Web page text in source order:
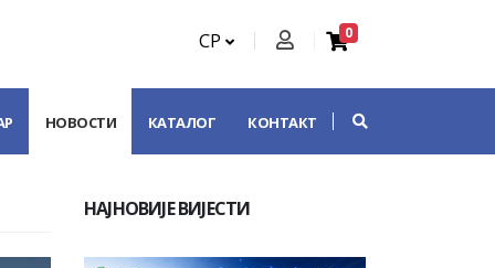
СР 0
НОВОСТИ КАТАЛОГ КОНТАКТ
НАЈНОВИЈЕ ВИЈЕСТИ